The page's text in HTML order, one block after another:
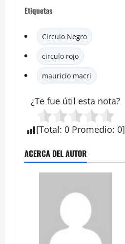
Etiquetas
Circulo Negro
circulo rojo
mauricio macri
¿Te fue útil esta nota?
[Total: 0 Promedio: 0]
ACERCA DEL AUTOR